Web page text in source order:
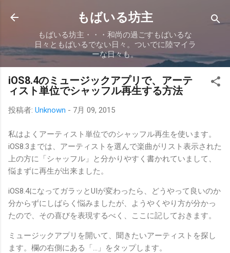
スキップしてメイン コンテンツに移動
もばいる坊主
もばいる坊主・・・和尚の過ごすもばいるな
日々ともばいるでない日々。ついでに陸マイラ
ーな日々も。
iOS8.4のミュージックアプリで、アーテ
ィスト単位でシャッフル再生する方法
投稿者: Unknown - 7月 09, 2015
私はよくアーティスト単位でのシャッフル再生を使います。
iOS8.3までは、アーティストを選んで楽曲がリスト表示された
上の方に「シャッフル」と分かりやすく書かれていまして、
悩まずに再生が出来ました。
iOS8.4になってガラッとUIが変わったら、どうやって良いのか
分からずにしばらく悩みましたが、ようやくやり方が分かっ
たので、その喜びを表現するべく、ここに記しておきます。
ミュージックアプリを開いて、聞きたいアーティストを探し
ます。欄の右側にある「…」をタップします。